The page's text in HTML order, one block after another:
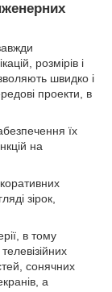
розмірів і
швидко і
проекти, в
їх
на
зірок,
в тому
сонячних
а